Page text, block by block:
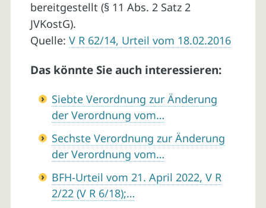
bereitgestellt (§ 11 Abs. 2 Satz 2
JVKostG).
Quelle: V R 62/14, Urteil vom 18.02.2016
Das könnte Sie auch interessieren:
Siebte Verordnung zur Änderung
der Verordnung vom…
Sechste Verordnung zur Änderung
der Verordnung vom…
BFH-Urteil vom 21. April 2022, V R
2/22 (V R 6/18);…